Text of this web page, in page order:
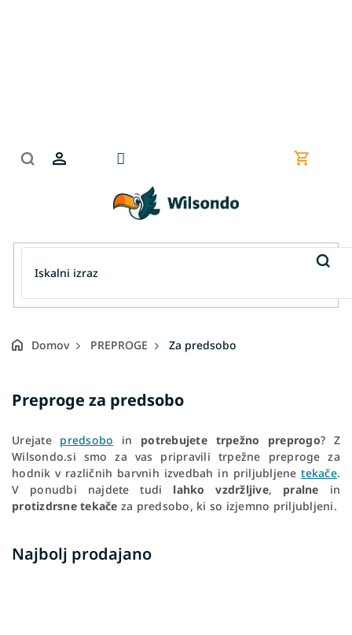
Domov PREPROGE Za predsobo
Preproge za predsobo
Urejate predsobo in potrebujete trpežno preprogo? Z
Wilsondo.si smo za vas pripravili trpežne preproge za
hodnik v različnih barvnih izvedbah in priljubljenetekače.
V ponudbi najdete tudi lahko vzdržljive, pralne in
protizdrsne tekače za predsobo, ki so izjemno priljubljeni.
Najbolj prodajano